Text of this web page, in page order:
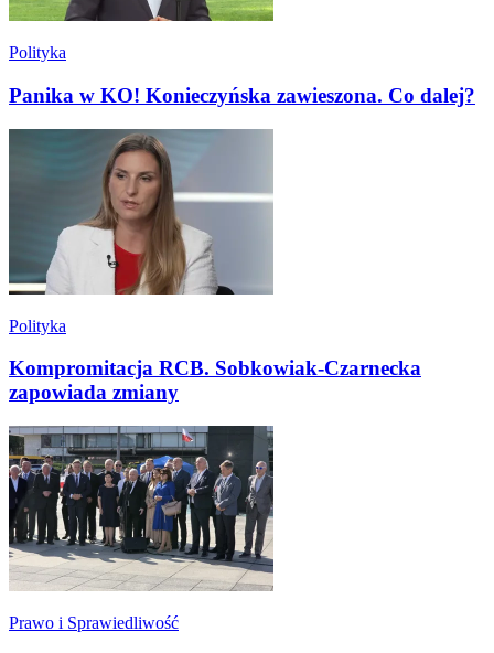
Polityka
Panika w KO! Konieczyńska zawieszona. Co dalej?
Polityka
Kompromitacja RCB. Sobkowiak-Czarnecka
zapowiada zmiany
Prawo i Sprawiedliwość